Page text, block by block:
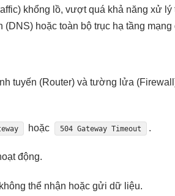
khổng lồ, vượt quá khả năng xử lý
hoặc toàn bộ trục hạ tầng mạng
tuyến (Router) và tường lửa
hoặc 504 Gateway Timeout .
động.
thể nhận hoặc gửi dữ liệu.